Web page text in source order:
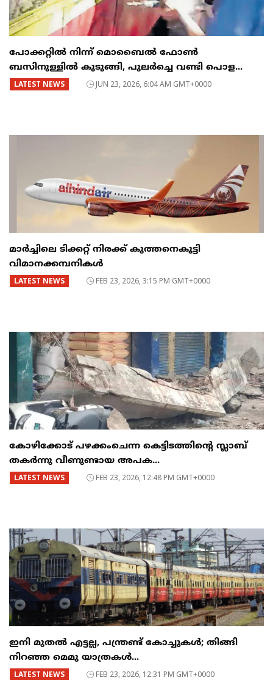
പോക്കറ്റിൽ നിന്ന് മൊബൈൽ ഫോൺ
ബസിനുള്ളിൽ കുടുങ്ങി, പുലർച്ചെ വണ്ടി പൊള...
LATEST NEWS JUN 23, 2026, 6:04 AM GMT+0000
മാർച്ചിലെ ടിക്കറ്റ് നിരക്ക് കുത്തനെകൂട്ടി
വിമാനക്കമ്പനികൾ
LATEST NEWS FEB 23, 2026, 3:15 PM GMT+0000
കോഴിക്കോട് പഴക്കംചെന്ന കെട്ടിടത്തിന്റെ സ്ലാബ്
തകർന്നു വീണുണ്ടായ അപക...
LATEST NEWS FEB 23, 2026, 12:48 PM GMT+0000
ഇനി മുതൽ എട്ടല്ല, പന്ത്രണ്ട് കോച്ചുകള്‍; തിങ്ങി
നിറഞ്ഞ മെമു യാത്രകൾ...
LATEST NEWS FEB 23, 2026, 12:31 PM GMT+0000